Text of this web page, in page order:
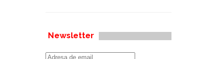
Newsletter